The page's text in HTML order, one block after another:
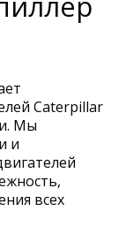
Caterpillar
Мы
и
всех